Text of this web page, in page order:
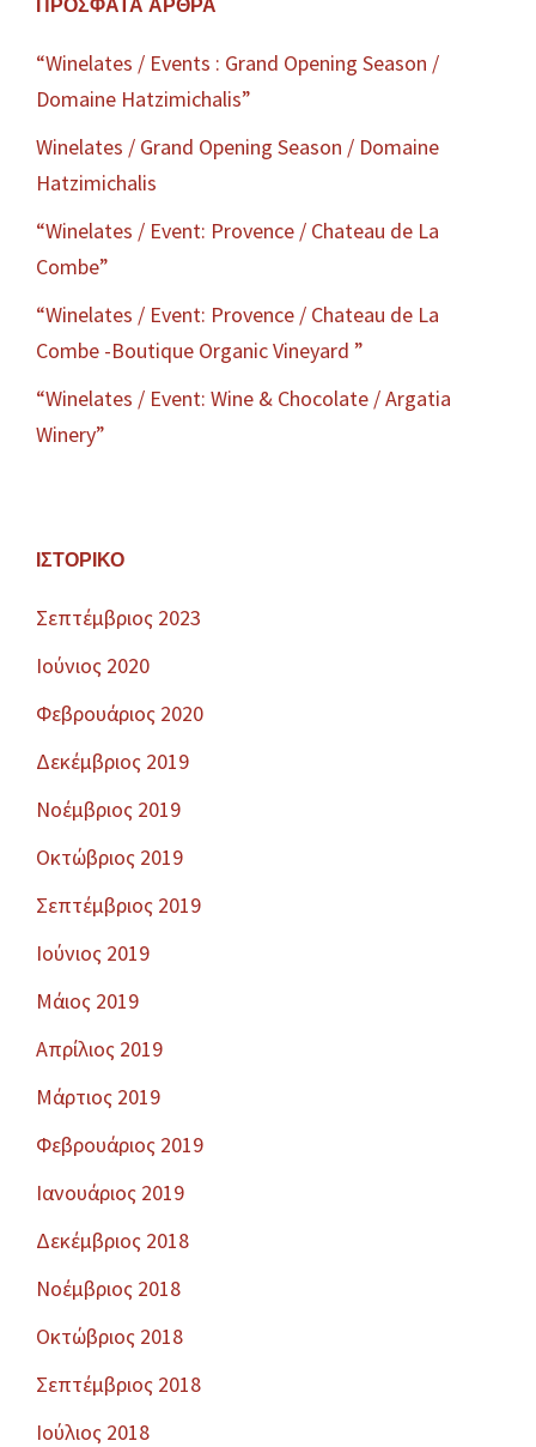
ΠΡΌΣΦΑΤΑ ΆΡΘΡΑ
“Winelates / Events : Grand Opening Season /
Domaine Hatzimichalis”
Winelates / Grand Opening Season / Domaine
Hatzimichalis
“Winelates / Event: Provence / Chateau de La
Combe”
“Winelates / Event: Provence / Chateau de La
Combe -Boutique Organic Vineyard ”
“Winelates / Event: Wine & Chocolate / Argatia
Winery”
ΙΣΤΟΡΙΚΌ
Σεπτέμβριος 2023
Ιούνιος 2020
Φεβρουάριος 2020
Δεκέμβριος 2019
Νοέμβριος 2019
Οκτώβριος 2019
Σεπτέμβριος 2019
Ιούνιος 2019
Μάιος 2019
Απρίλιος 2019
Μάρτιος 2019
Φεβρουάριος 2019
Ιανουάριος 2019
Δεκέμβριος 2018
Νοέμβριος 2018
Οκτώβριος 2018
Σεπτέμβριος 2018
Ιούλιος 2018